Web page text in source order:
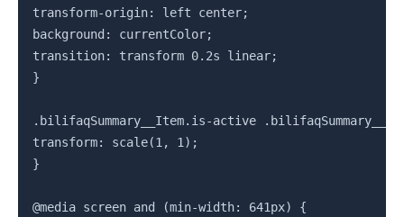
transform-origin: left center;
background: currentColor;
transition: transform 0.2s linear;
}
.bilifaqSummary__Item.is-active
transform: scale(1, 1);
}
@media screen and (min-width: 641px) {